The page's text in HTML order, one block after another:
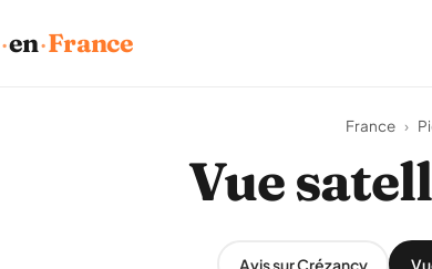
·en·France
France ›
Vue
Avis sur Crézancy